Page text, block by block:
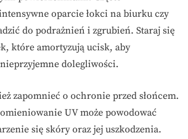
oparcie łokci na biurku czy
do podrażnień i zgrubień. Staraj się
które amortyzują ucisk, aby
dolegliwości.
zapomnieć o ochronie przed słońcem.
UV może powodować
się skóry oraz jej uszkodzenia.